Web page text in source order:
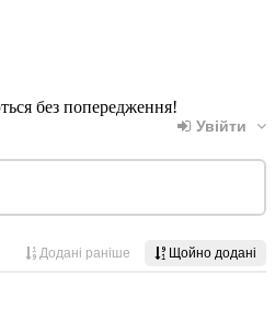
без попередження!